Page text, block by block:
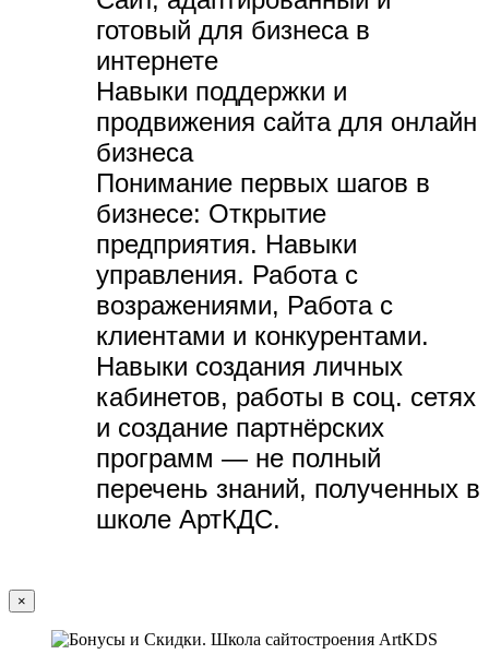
готовый для бизнеса в
интернете
Навыки поддержки и
продвижения сайта для онлайн
бизнеса
Понимание первых шагов в
бизнесе: Открытие
предприятия. Навыки
управления. Работа с
возражениями, Работа с
клиентами и конкурентами.
Навыки создания личных
кабинетов, работы в соц. сетях
и создание партнёрских
программ — не полный
перечень знаний, полученных в
школе АртКДС.
×